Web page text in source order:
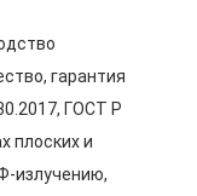
гарантия
ГОСТ Р
плоских и
излучению,